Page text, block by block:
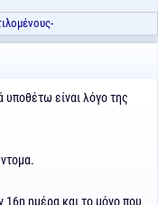
είναι λόγο της
16η ημέρα και το μόνο που